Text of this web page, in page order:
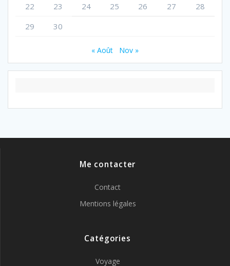
22
23 24 25 26 27
28
29
30
« Août Nov »
Me contacter
Contact
Mentions légales
Catégories
Voyage